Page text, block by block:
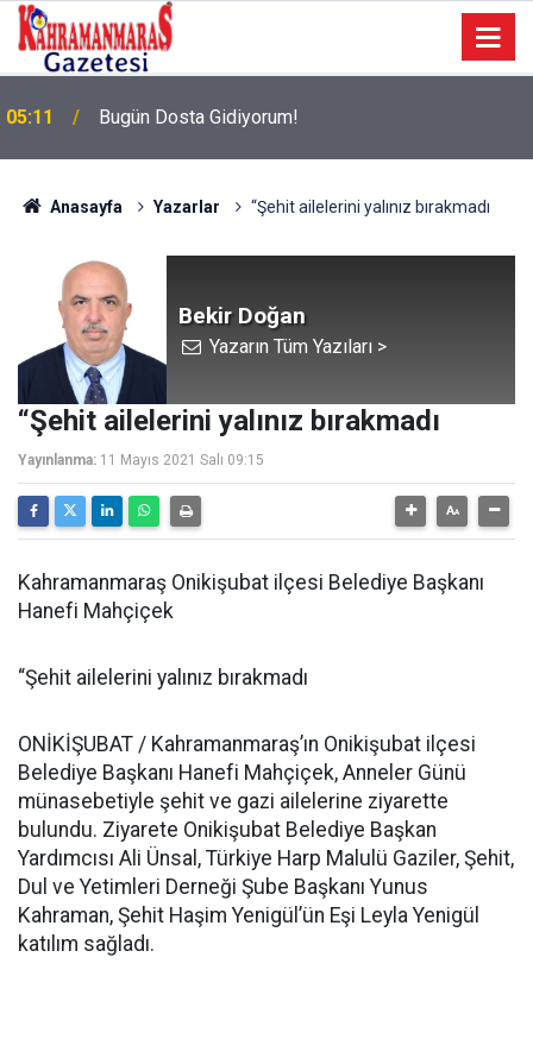
05:11 Bugün Dosta Gidiyorum!
Anasayfa Yazarlar “Şehit ailelerini yalınız bırakmadı
Bekir Doğan
Yazarın Tüm Yazıları >
“Şehit ailelerini yalınız bırakmadı
Yayınlanma: 11 Mayıs 2021 Salı 09:15
Kahramanmaraş Onikişubat ilçesi Belediye Başkanı
Hanefi Mahçiçek
“Şehit ailelerini yalınız bırakmadı
ONİKİŞUBAT / Kahramanmaraş’ın Onikişubat ilçesi
Belediye Başkanı Hanefi Mahçiçek, Anneler Günü
münasebetiyle şehit ve gazi ailelerine ziyarette
bulundu. Ziyarete Onikişubat Belediye Başkan
Yardımcısı Ali Ünsal, Türkiye Harp Malulü Gaziler, Şehit,
Dul ve Yetimleri Derneği Şube Başkanı Yunus
Kahraman, Şehit Haşim Yenigül’ün Eşi Leyla Yenigül
katılım sağladı.